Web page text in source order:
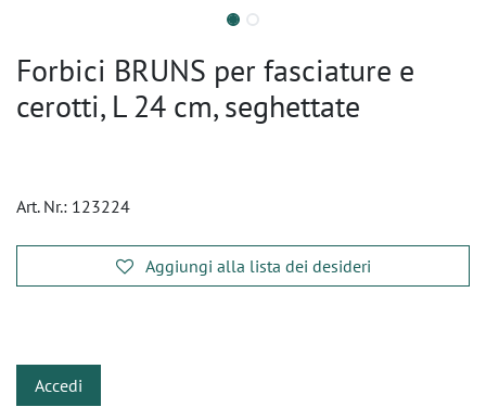
Forbici BRUNS per fasciature e
cerotti, L 24 cm, seghettate
Art. Nr.: 123224
Aggiungi alla lista dei desideri
Accedi